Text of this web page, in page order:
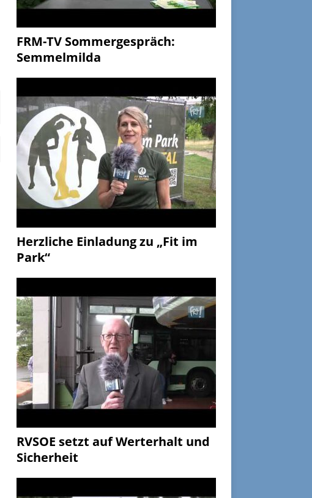
FRM-TV Sommergespräch:
Semmelmilda
Herzliche Einladung zu „Fit im
Park“
RVSOE setzt auf Werterhalt und
Sicherheit